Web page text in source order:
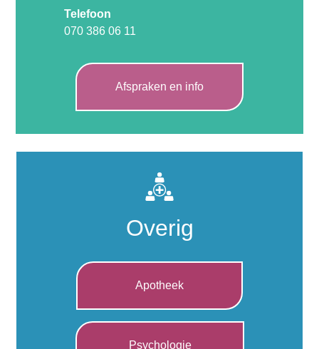
Telefoon
070 386 06 11
Afspraken en info
Overig
Apotheek
Psychologie